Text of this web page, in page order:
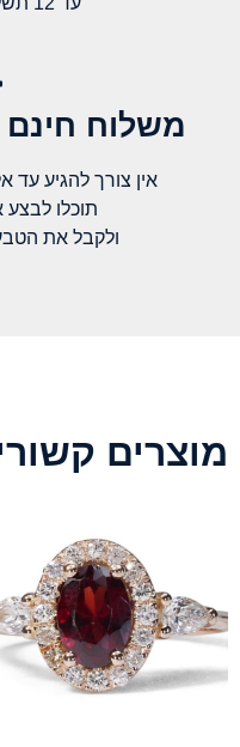
משלוח
אין צורך להגיע עד
תוכלו
ולקבל את
מוצרים